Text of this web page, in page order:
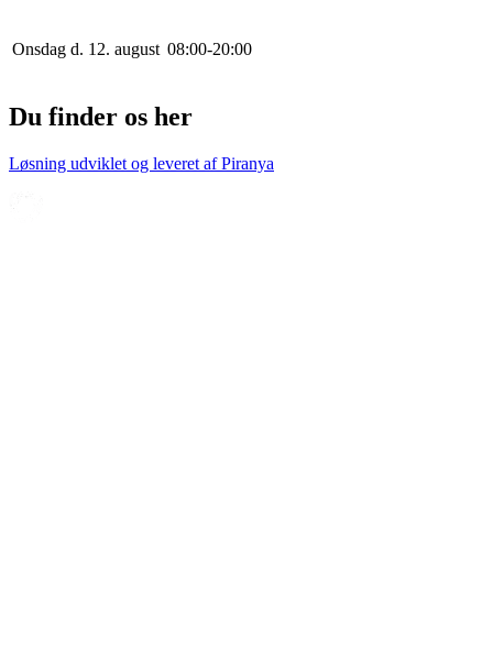
Onsdag d. 12. august 08:00-20:00
Du finder os her
Løsning udviklet og leveret afPiranya